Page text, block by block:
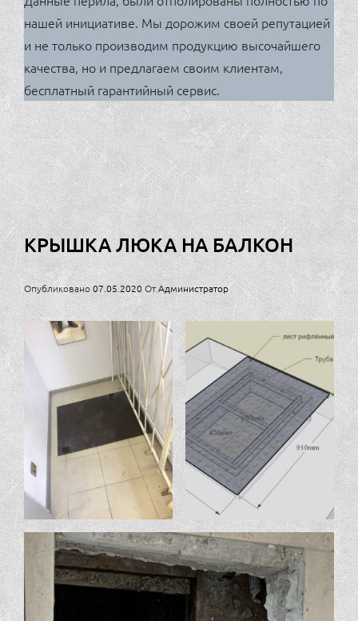
нашей инициативе. Мы дорожим своей репутацией
и не только производим продукцию высочайшего
качества, но и предлагаем своим клиентам,
бесплатный гарантийный сервис.
КРЫШКА ЛЮКА НА БАЛКОН
Опубликовано07.05.2020 ОтАдминистратор